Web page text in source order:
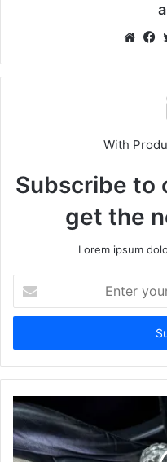
With
Subscribe to
get the
Lorem ipsum
your
Email